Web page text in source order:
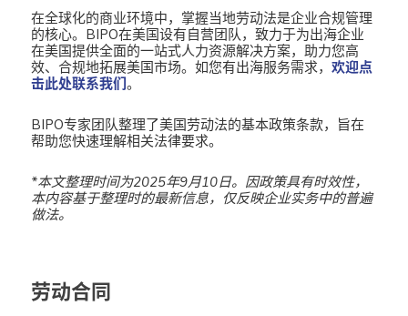
在全球化的商业环境中，掌握当地劳动法是企业合规管理
的核心。BIPO在美国设有自营团队，致力于为出海企业
在美国提供全面的一站式人力资源解决方案，助力您高
效、合规地拓展美国市场。如您有出海服务需求， 欢迎点
击此处联系我们。
BIPO专家团队整理了美国劳动法的基本政策条款，旨在
帮助您快速理解相关法律要求。
*本文整理时间为2025年9月10日。 因政策具有时效性，
本内容基于整理时的最新信息，仅反映企业实务中的普遍
做法。
劳动合同